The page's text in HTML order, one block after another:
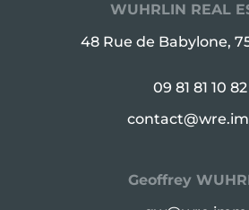
WUHRLIN REAL
48 Rue de Babylone,
09 81 81 10 82
Geoffrey